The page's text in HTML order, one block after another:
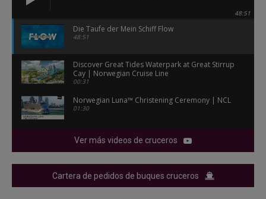
48:51
Die Taufe der Mein Schiff Flow
48:51
Discover Great Tides Waterpark at Great Stirrup
Cay | Norwegian Cruise Line
00:31
Norwegian Luna™ Christening Ceremony | NCL
01:30
Ver más videos de cruceros
Cartera de pedidos de buques cruceros